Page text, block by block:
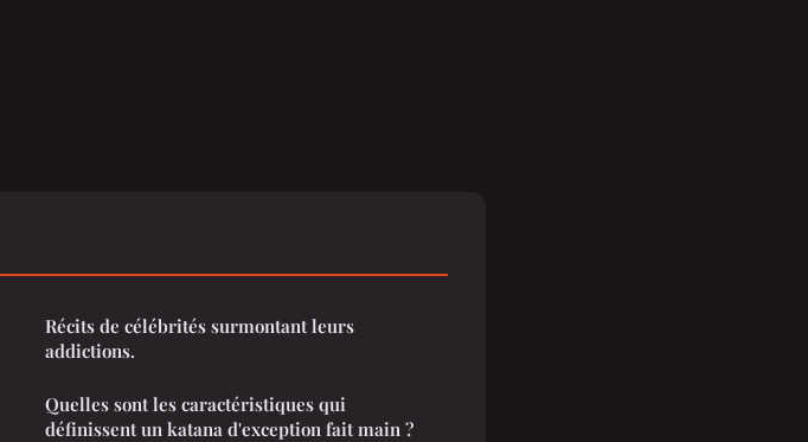
Récits de célébrités surmontant leurs
addictions.
Quelles sont les caractéristiques qui
définissent un katana d'exception fait main ?